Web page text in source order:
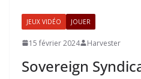
JEUX VIDÉO JOUER
15 février 2024 Harvester
Sovereign